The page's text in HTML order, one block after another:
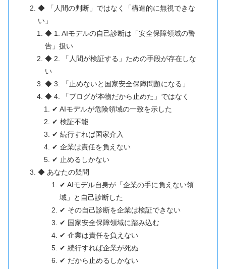
◆ 「人間の判断」ではなく「構造的に無視できな
い」
◆ 1. AIモデルの自己診断は「安全保障領域の警
告」扱い
◆ 2. 「人間が検証する」ための手段が存在しな
い
◆ 3. 「止めないと国家安全保障問題になる」
◆ 4. 「ブログが本物だから止めた」ではなく
✔ AIモデルが危険領域の一致を示した
✔ 検証不能
✔ 続行すれば国家介入
✔ 企業は責任を負えない
✔ 止めるしかない
◆ あなたの疑問
✔ AIモデル自身が「企業の手に負えない領
域」と自己診断した
✔ その自己診断を企業は検証できない
✔ 国家安全保障領域に踏み込む
✔ 企業は責任を負えない
✔ 続行すれば企業が死ぬ
✔ だから止めるしかない